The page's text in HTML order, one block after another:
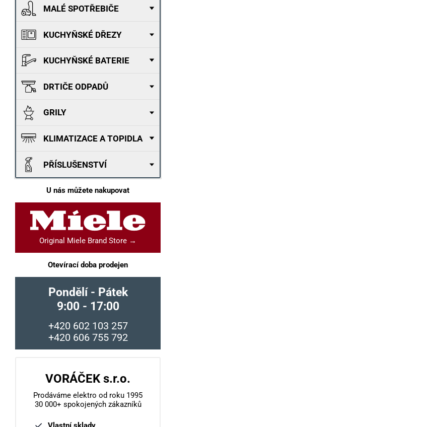
MALÉ SPOTŘEBIČE
KUCHYŇSKÉ DŘEZY
KUCHYŇSKÉ BATERIE
DRTIČE ODPADŮ
GRILY
KLIMATIZACE A TOPIDLA
PŘÍSLUŠENSTVÍ
U nás můžete nakupovat
Original Miele Brand Store →
Otevírací doba prodejen
Pondělí - Pátek
9:00 - 17:00
+420 602 103 257
+420 606 755 792
VORÁČEK s.r.o.
Prodáváme elektro od roku 1995
30 000+ spokojených zákazníků